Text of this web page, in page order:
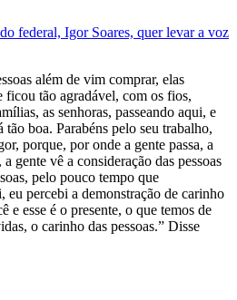
federal, Igor Soares, quer levar a voz
além de vim comprar, elas
ficou tão agradável, com os fios,
as senhoras, passeando aqui, e
tão boa. Parabéns pelo seu trabalho,
porque, por onde a gente passa, a
gente vê a consideração das pessoas
pelo pouco tempo que
eu percebi a demonstração de carinho
e esse é o presente, o que temos de
o carinho das pessoas.” Disse